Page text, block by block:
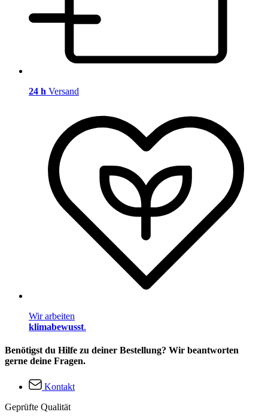
24 h Versand
Wir arbeiten
klimabewusst.
Benötigst du Hilfe zu deiner Bestellung? Wir beantworten
gerne deine Fragen.
Kontakt
Geprüfte Qualität